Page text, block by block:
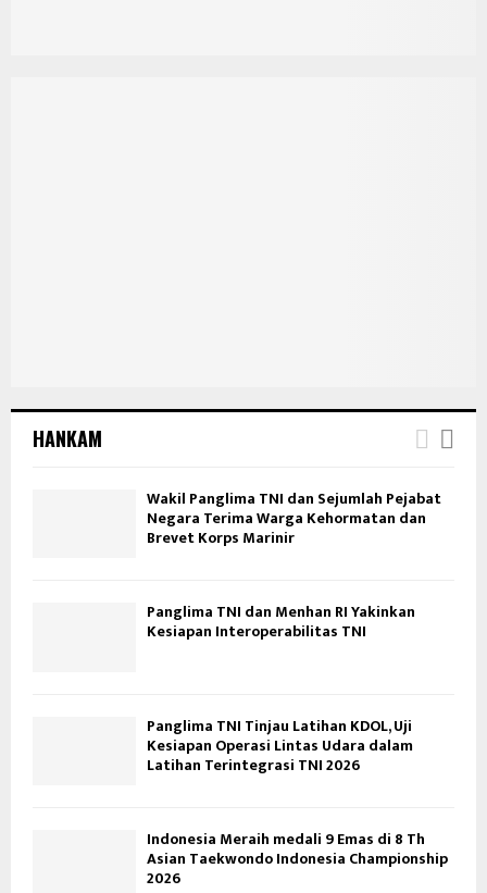
HANKAM
Wakil Panglima TNI dan Sejumlah Pejabat
Negara Terima Warga Kehormatan dan
Brevet Korps Marinir
Panglima TNI dan Menhan RI Yakinkan
Kesiapan Interoperabilitas TNI
Panglima TNI Tinjau Latihan KDOL, Uji
Kesiapan Operasi Lintas Udara dalam
Latihan Terintegrasi TNI 2026
Indonesia Meraih medali 9 Emas di 8 Th
Asian Taekwondo Indonesia Championship
2026